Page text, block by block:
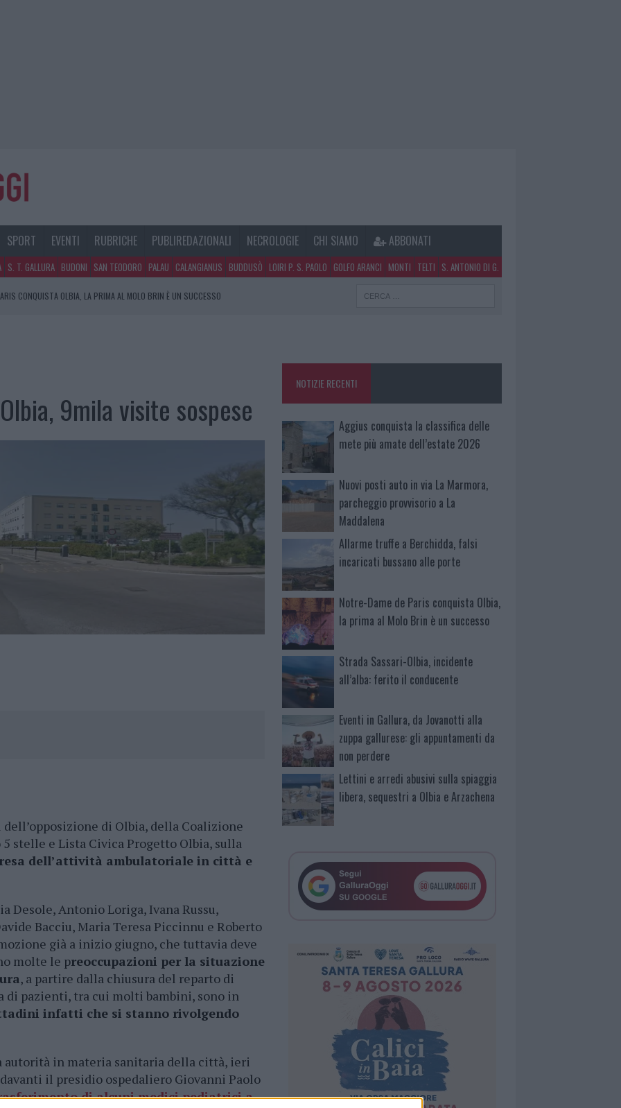
SPORT EVENTI RUBRICHE PUBLIREDAZIONALI NECROLOGIE CHI SIAMO ABBONATI
S. T. GALLURA BUDONI SAN TEODORO PALAU CALANGIANUS BUDDUSÒ LOIRI P. S. PAOLO GOLFO ARANCI MONTI TELTI S. ANTONIO DI G.
CONQUISTA OLBIA, LA PRIMA AL MOLO BRIN È UN SUCCESSO
9mila visite sospese
di Olbia, della Coalizione
stelle e Lista Civica Progetto Olbia, sulla
dell’attività ambulatoriale in città e
Desole, Antonio Loriga, Ivana Russu,
Bacciu, Maria Teresa Piccinnu e Roberto
già a inizio giugno, che tuttavia deve
molte le preoccupazioni per la situazione
, a partire dalla chiusura del reparto di
pazienti, tra cui molti bambini, sono in
infatti che si stanno rivolgendo
autorità in materia sanitaria della città, ieri
il presidio ospedaliero Giovanni Paolo
di alcuni medici pediatrici a
NOTIZIE RECENTI
Aggius conquista la classifica delle
mete più amate dell’estate 2026
Nuovi posti auto in via La Marmora,
parcheggio provvisorio a La
Maddalena
Allarme truffe a Berchidda, falsi
incaricati bussano alle porte
Notre-Dame de Paris conquista Olbia,
la prima al Molo Brin è un successo
Strada Sassari-Olbia, incidente
all’alba: ferito il conducente
Eventi in Gallura, da Jovanotti alla
zuppa gallurese: gli appuntamenti da
non perdere
Lettini e arredi abusivi sulla spiaggia
libera, sequestri a Olbia e Arzachena